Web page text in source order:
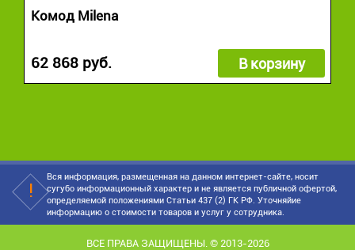
Комод Milena
62 868 руб. В корзину
Вся информация, размещенная на данном интернет-сайте, носит
сугубо информационный характер и не является публичной офертой,
определяемой положениями Статьи 437 (2) ГК РФ. Уточняйие
информацию о стоимости товаров и услуг у сотрудника.
ВСЕ ПРАВА ЗАЩИЩЕНЫ. © 2013-2026